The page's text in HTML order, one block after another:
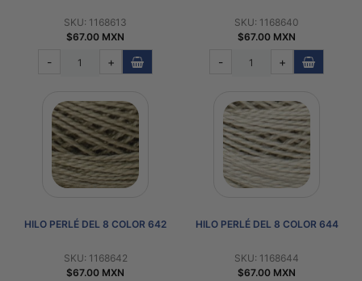
SKU: 1168613
$67.00 MXN
- +
SKU: 1168640
$67.00 MXN
- +
HILO PERLÉ DEL 8 COLOR 642
SKU: 1168642
$67.00 MXN
HILO PERLÉ DEL 8 COLOR 644
SKU: 1168644
$67.00 MXN